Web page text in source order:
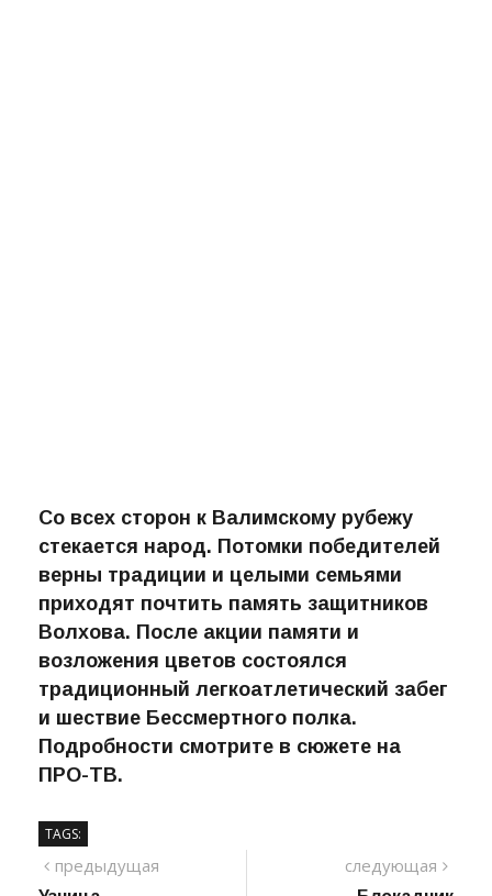
Со всех сторон к Валимскому рубежу
стекается народ. Потомки победителей
верны традиции и целыми семьями
приходят почтить память защитников
Волхова. После акции памяти и
возложения цветов состоялся
традиционный легкоатлетический забег
и шествие Бессмертного полка.
ПРО-ТВ.
TAGS: